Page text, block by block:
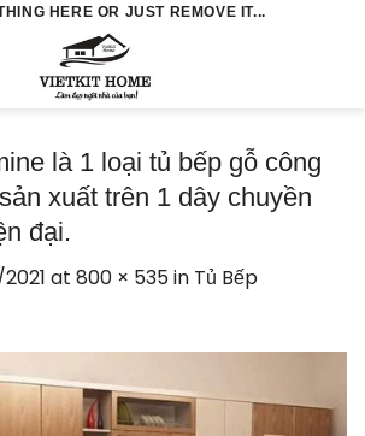
HERE OR JUST REMOVE IT...
là 1 loại tủ bếp gỗ công
xuất trên 1 dây chuyền
đại.
at 800 × 535in Tủ Bếp